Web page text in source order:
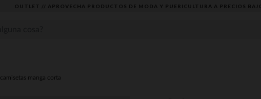
OUTLET // APROVECHA PRODUCTOS DE MODA Y PUERICULTURA A PRECIOS
camisetas manga corta